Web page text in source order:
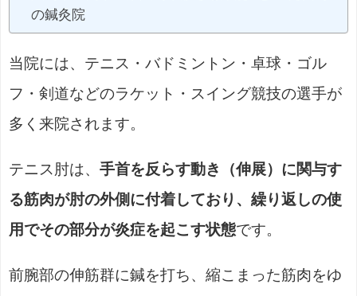
の鍼灸院
当院には、テニス・バドミントン・卓球・ゴル
フ・剣道などのラケット・スイング競技の選手が
多く来院されます。
テニス肘は、 手首を反らす動き（伸展）に関与す
る筋肉が肘の外側に付着しており、繰り返しの使
用でその部分が炎症を起こす状態です。
前腕部の伸筋群に鍼を打ち、縮こまった筋肉をゆ